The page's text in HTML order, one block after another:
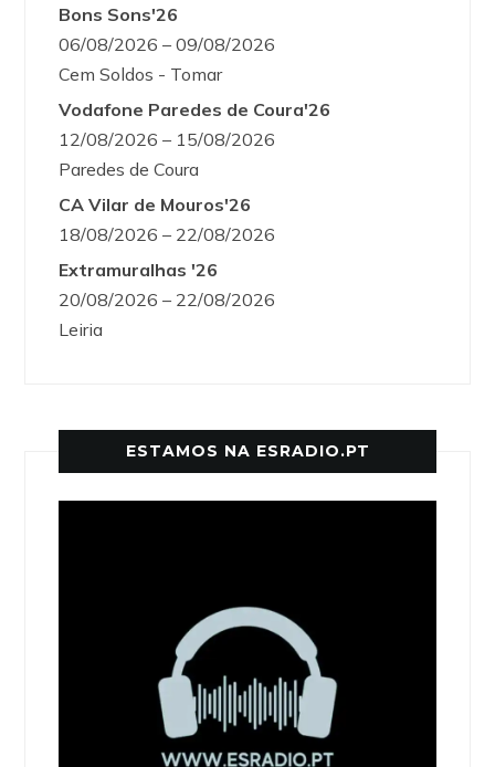
Bons Sons'26
06/08/2026 – 09/08/2026
Cem Soldos - Tomar
Vodafone Paredes de Coura'26
12/08/2026 – 15/08/2026
Paredes de Coura
CA Vilar de Mouros'26
18/08/2026 – 22/08/2026
Extramuralhas '26
20/08/2026 – 22/08/2026
Leiria
ESTAMOS NA ESRADIO.PT